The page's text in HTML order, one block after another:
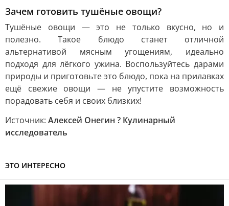
Зачем готовить тушёные овощи?
Тушёные овощи — это не только вкусно, но и
полезно. Такое блюдо станет отличной
альтернативой мясным угощениям, идеально
подходя для лёгкого ужина. Воспользуйтесь дарами
природы и приготовьте это блюдо, пока на прилавках
ещё свежие овощи — не упустите возможность
порадовать себя и своих близких!
Источник: Алексей Онегин ? Кулинарный
исследователь
ЭТО ИНТЕРЕСНО